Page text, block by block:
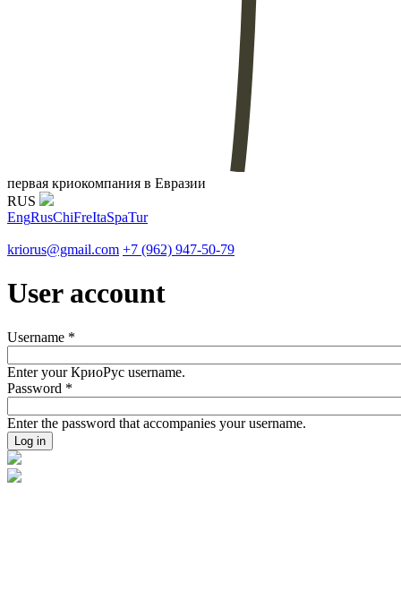
первая криокомпания в Евразии
RUS
EngRusChiFreItaSpaTur
kriorus@gmail.com +7 (962) 947-50-79
User account
Username *
Enter your КриоРус username.
Password *
Enter the password that accompanies your username.